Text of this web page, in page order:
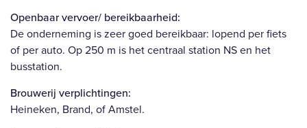
Openbaar vervoer/ bereikbaarheid:
De onderneming is zeer goed bereikbaar: lopend per fiets
of per auto. Op 250 m is het centraal station NS en het
busstation.
Brouwerij verplichtingen:
Heineken, Brand, of Amstel.